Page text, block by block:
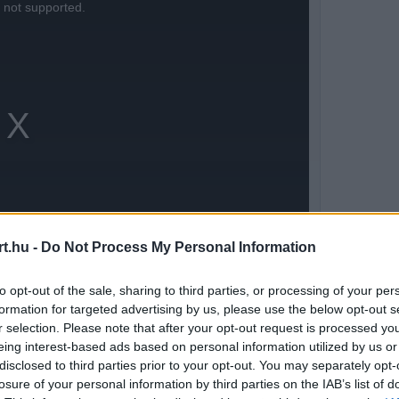
- Do Not Process My Personal Information
opt-out of the sale, sharing to third parties, or processing of your
for targeted advertising by us, please use the below opt-out
selection. Please note that after your opt-out request is processed
interest-based ads based on personal information utilized by us
to third parties prior to your opt-out. You may separately
of your personal information by third parties on the IAB’s list of
supported.
hogy Verstappen megpróbálhatja
szakaszában, hogy ezzel hátráltassa, és a